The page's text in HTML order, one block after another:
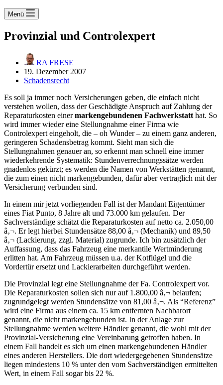
Menü
Provinzial und Controlexpert
RA FRESE
19. Dezember 2007
Schadensrecht
Es soll ja immer noch Versicherungen geben, die einfach nicht
verstehen wollen, dass der Geschädigte Anspruch auf Zahlung der
Reparaturkosten einermarkengebundenen Fachwerkstatt hat. So
wird immer wieder eine Stellungnahme einer Firma wie
Controlexpert eingeholt, die – oh Wunder – zu einem ganz anderen,
geringeren Schadensbetrag kommt. Sieht man sich die
Stellungnahmen genauer an, so erkennt man schnell eine immer
wiederkehrende Systematik: Stundenverrechnungssätze werden
gnadenlos gekürzt; es werden die Namen von Werkstätten genannt,
die zum einen nicht markengebunden, dafür aber vertraglich mit der
Versicherung verbunden sind.
In einem mir jetzt vorliegenden Fall ist der Mandant Eigentümer
eines Fiat Punto, 8 Jahre alt und 73.000 km gelaufen. Der
Sachverständige schätzt die Reparaturkosten auf netto ca. 2.050,00
â‚¬. Er legt hierbei Stundensätze 88,00 â‚¬ (Mechanik) und 89,50
â‚¬ (Lackierung, zzgl. Material) zugrunde. Ich bin zusätzlich der
Auffassung, dass das Fahrzeug eine merkantile Wertminderung
erlitten hat. Am Fahrzeug müssen u.a. der Kotflügel und die
Vordertür ersetzt und Lackierarbeiten durchgeführt werden.
Die Provinzial legt eine Stellungnahme der Fa. Controlexpert vor.
Die Reparaturkosten sollen sich nur auf 1.800,00 â‚¬ belaufen;
zugrundgelegt werden Stundensätze von 81,00 â‚¬. Als “Referenz”
wird eine Firma aus einem ca. 15 km entfernten Nachbarort
genannt, die nicht markengebunden ist. In der Anlage zur
Stellungnahme werden weitere Händler genannt, die wohl mit der
Provinzial-Versicherung eine Vereinbarung getroffen haben. In
einem Fall handelt es sich um einen markengebundenen Händler
eines anderen Herstellers. Die dort wiedergegebenen Stundensätze
liegen mindestens 10 % unter den vom Sachverständigen ermittelten
Wert, in einem Fall sogar bis 22 %.